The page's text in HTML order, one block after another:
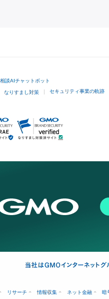
談AIチャットボット
なりすまし対策 セキュリティ事業の軌跡
リサーチ 情報収集 ネット金融 暗